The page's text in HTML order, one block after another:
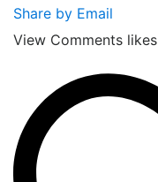
Share by Email
View Comments likes